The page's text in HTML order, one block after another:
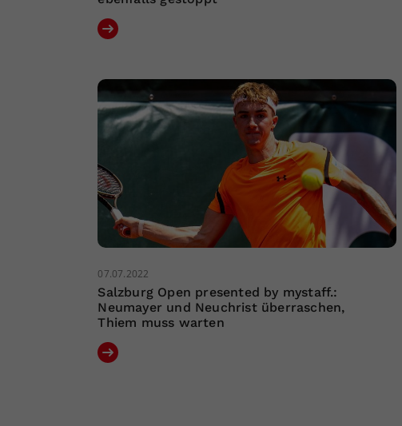
07.07.2022
Salzburg Open presented by mystaff.:
Neumayer und Neuchrist überraschen,
Thiem muss warten